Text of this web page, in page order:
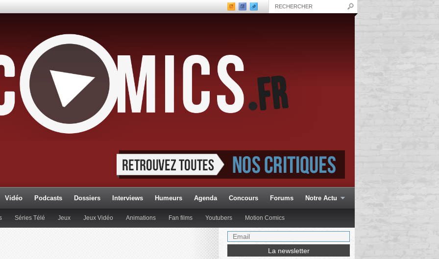
Vidéo Podcasts Dossiers Interviews Humeurs Agenda Concours Forums Notre Actu
Séries Télé Jeux Jeux Vidéo Animations Fan films Youtubers Motion Comics